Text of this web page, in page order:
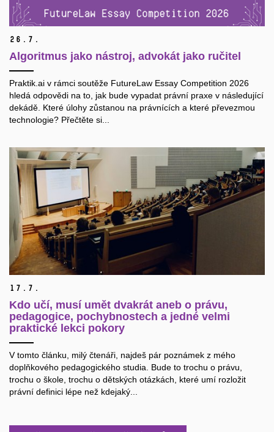
26. 7.
Algoritmus jako nástroj, advokát jako ručitel
Praktik.ai v rámci soutěže FutureLaw Essay Competition 2026
hledá odpovědi na to, jak bude vypadat právní praxe v následující
dekádě. Které úlohy zůstanou na právnících a které převezmou
technologie? Přečtěte si...
17. 7.
Kdo učí, musí umět dvakrát aneb o právu,
pedagogice, pochybnostech a jedné velmi
praktické lekci pokory
V tomto článku, milý čtenáři, najdeš pár poznámek z mého
doplňkového pedagogického studia. Bude to trochu o právu,
trochu o škole, trochu o dětských otázkách, které umí rozložit
právní definici lépe než kdejaký...